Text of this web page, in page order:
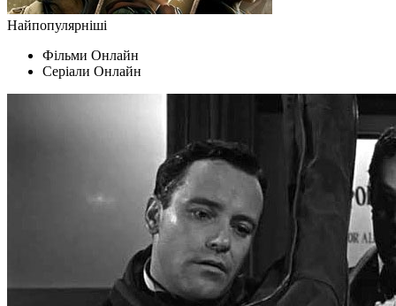
Найпопулярніші
Фільми Oнлайн
Серіали Oнлайн